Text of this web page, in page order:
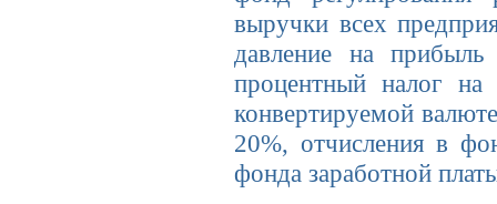
выручки всех
давление на
процентный налог
конвертируемой
20%, отчисления в
фонда заработной